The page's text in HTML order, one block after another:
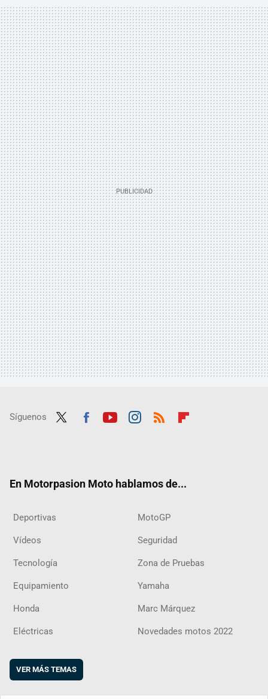
Síguenos
En Motorpasion Moto hablamos de...
Deportivas MotoGP
Vídeos Seguridad
Tecnología Zona de Pruebas
Equipamiento Yamaha
Honda Marc Márquez
Eléctricas Novedades motos 2022
VER MÁS TEMAS